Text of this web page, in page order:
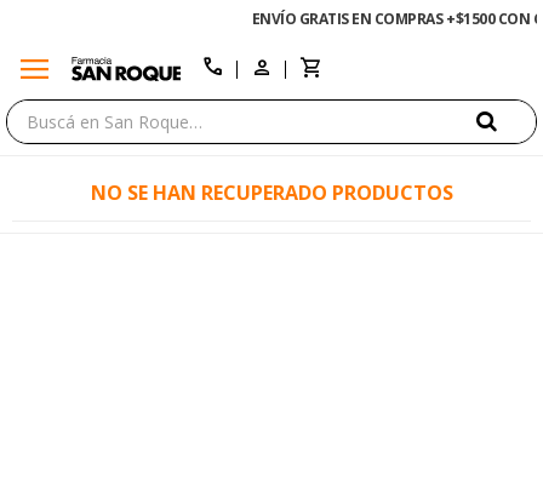
ENVÍO GRATIS EN COMPRAS +$1500 CON CUPÓN "ENVÍO"
menu call
NO SE HAN RECUPERADO PRODUCTOS
close